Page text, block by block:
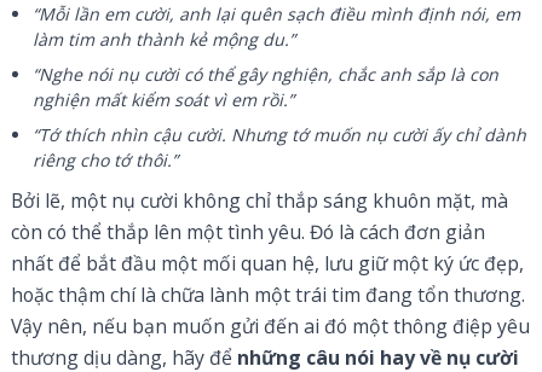
“Mỗi lần em cười, anh lại quên sạch điều mình định nói, em
làm tim anh thành kẻ mộng du.”
“Nghe nói nụ cười có thể gây nghiện, chắc anh sắp là con
nghiện mất kiểm soát vì em rồi.”
“Tớ thích nhìn cậu cười. Nhưng tớ muốn nụ cười ấy chỉ dành
riêng cho tớ thôi.”
Bởi lẽ, một nụ cười không chỉ thắp sáng khuôn mặt, mà
còn có thể thắp lên một tình yêu. Đó là cách đơn giản
nhất để bắt đầu một mối quan hệ, lưu giữ một ký ức đẹp,
hoặc thậm chí là chữa lành một trái tim đang tổn thương.
Vậy nên, nếu bạn muốn gửi đến ai đó một thông điệp yêu
thương dịu dàng, hãy để những câu nói hay về nụ cười